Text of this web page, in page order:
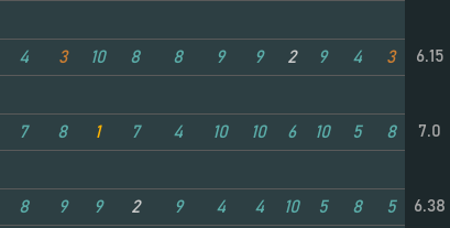
4 3 10 8 8 9 9 2 9 4 3 6.15
7 8 1 7 4 10 10 6 10 5 8 7.0
8 9 9 2 9 4 4 10 5 8 5 6.38